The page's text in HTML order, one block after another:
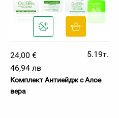
24,00 €
5.19т.
46,94 лв
Комплект Антиейдж с Алое
вера